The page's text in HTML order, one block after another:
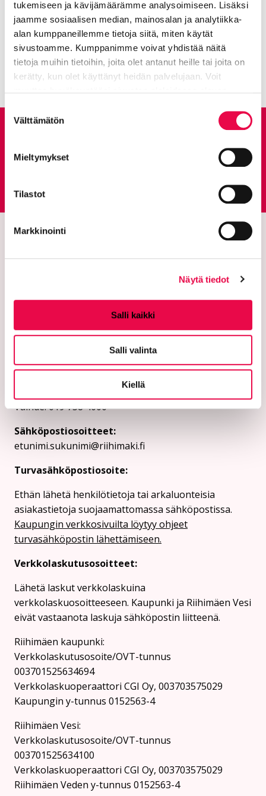
tukemiseen ja kävijämäärämme analysoimiseen. Lisäksi
jaamme sosiaalisen median, mainosalan ja analytiikka-
alan kumppaneillemme tietoja siitä, miten käytät
sivustoamme. Kumppanimme voivat yhdistää näitä
tietoja muihin tietoihin, joita olet antanut heille tai joita on
kerätty, kun olet käyttänyt heidän palvelujaan. Voit
Suostumuksen
valinta
Välttämätön
Mieltymykset
Tilastot
Markkinointi
Näytä tiedot
Salli kaikki
Salli valinta
Kiellä
2023
Näytä lisää
Siirtyy ulkoiselle
Riihimäen kaupunki
PL 125 (Eteläinen Asemakatu 2)
Vaihde: 019 758 4000
Sähköpostiosoitteet:
etunimi.sukunimi@riihimaki.fi
Turvasähköpostiosoite:
Ethän lähetä henkilötietoja tai arkaluonteisia
asiakastietoja suojaamattomassa sähköpostissa.
Kaupungin verkkosivuilta löytyy ohjeet
turvasähköpostin lähettämiseen.
Verkkolaskutusosoitteet:
Lähetä laskut verkkolaskuina
verkkolaskuosoitteeseen. Kaupunki ja Riihimäen Vesi
eivät vastaanota laskuja sähköpostin liitteenä.
Riihimäen kaupunki:
Verkkolaskutusosoite/OVT-tunnus
003701525634694
Verkkolaskuoperaattori CGI Oy, 003703575029
Kaupungin y-tunnus 0152563-4
Rii­hi­mäen Vesi:
Verkkolaskutusosoite/OVT-tunnus
003701525634100
Verkkolaskuoperaattori CGI Oy, 003703575029
Riihimäen Veden y-tunnus 0152563-4